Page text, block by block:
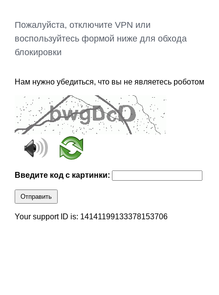
Пожалуйста, отключите VPN или
воспользуйтесь формой ниже для обхода
блокировки
Нам нужно убедиться, что вы не являетесь роботом
Введите код с картинки:
Отправить
Your support ID is: 14141199133378153706